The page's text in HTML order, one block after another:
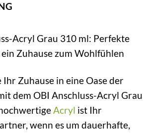
Acryl Grau 310 ml: Perfekte
Zuhause zum Wohlfühlen
Ihr Zuhause in eine Oase der
dem OBI Anschluss-Acryl Grau
Acryl ist Ihr
wenn es um dauerhafte,